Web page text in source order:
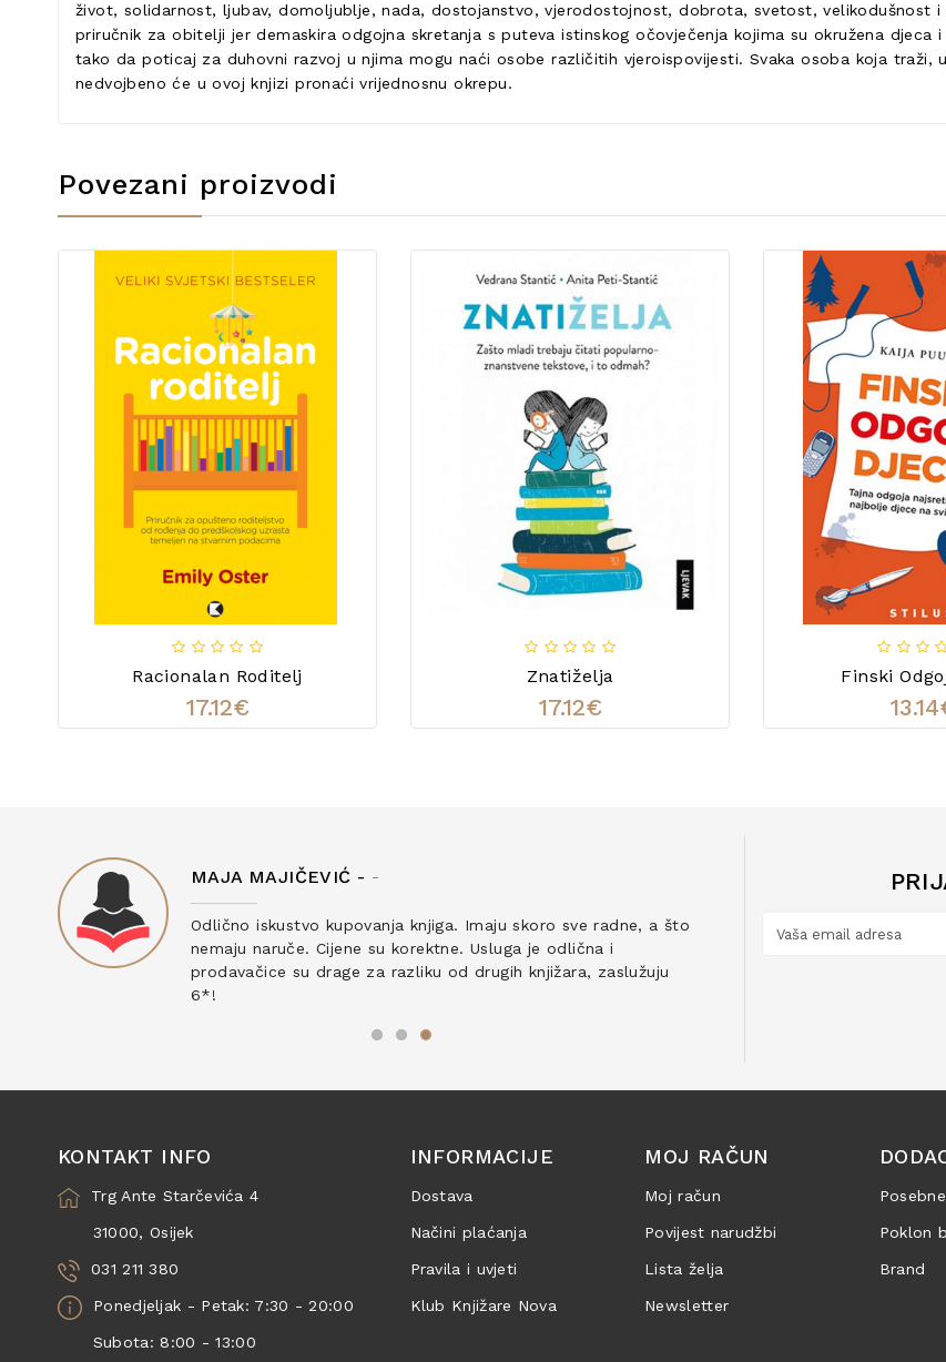
život, solidarnost, ljubav, domoljublje, nada, dostojanstvo, vjerodostojnost, dobrota, svetost, velikodušnost
priručnik za obitelji jer demaskira odgojna skretanja s puteva istinskog očovječenja kojima su okružena
tako da poticaj za duhovni razvoj u njima mogu naći osobe različitih vjeroispovijesti. Svaka osoba koja traži,
nedvojbeno će u ovoj knjizi pronaći vrijednosnu okrepu.
Povezani proizvodi
Racionalan Roditelj
17.12€
Znatiželja
17.12€
Finski
MAJA MAJIČEVIĆ - -
Odlično iskustvo kupovanja knjiga. Imaju skoro sve radne, a što
nemaju naruče. Cijene su korektne. Usluga je odlična i
prodavačice su drage za razliku od drugih knjižara, zaslužuju
6*!
KONTAKT INFO
Trg Ante Starčevića 4
31000, Osijek
031 211 380
Ponedjeljak - Petak: 7:30 - 20:00
Subota: 8:00 - 13:00
INFORMACIJE
Dostava
Načini plaćanja
Pravila i uvjeti
Klub Knjižare Nova
MOJ RAČUN
Moj račun
Povijest narudžbi
Lista želja
Newsletter
Poklon
Brand